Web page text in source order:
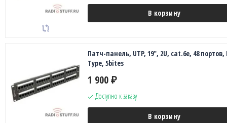
В корзину
Патч-панель, UTP, 19", 2U, cat.6e, 48 портов,
Type, 5bites
1 900 ₽
Доступно к заказу
В корзину